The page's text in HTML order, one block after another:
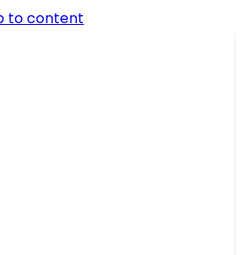
to content